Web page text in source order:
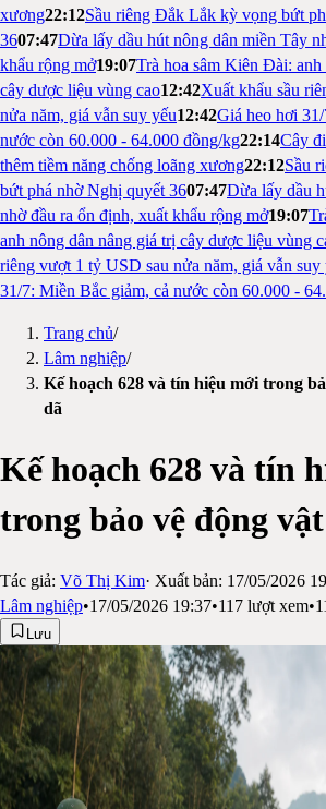
xương22:12Sầu riêng Đắk Lắk kỳ vọng bứt
3607:47Dừa lấy dầu hút nông dân miền Tây
khẩu rộng mở19:07Trà hoa sâm Kiên Đài:
cây dược liệu vùng cao12:42Xuất khẩu sầu
nửa năm, giá vẫn suy yếu12:42Giá heo hơi
nước còn 60.000 - 64.000 đồng/kg22:14Cây
thêm tiềm năng chống loãng xương22:12Sầu
bứt phá nhờ Nghị quyết 3607:47Dừa lấy dầu
nhờ đầu ra ổn định, xuất khẩu rộng mở19:07
anh nông dân nâng giá trị cây dược liệu vùng
riêng vượt 1 tỷ USD sau nửa năm, giá vẫn suy
31/7: Miền Bắc giảm, cả nước còn 60.000 -
Trang chủ/
Lâm nghiệp/
Kế hoạch 628 và tín hiệu mới trong
dã
Kế hoạch 628 và tín
trong bảo vệ động
Tác giả: Võ Thị Kim· Xuất bản: 17/05/2026
Lâm nghiệp•17/05/2026 19:37•117 lượt xem•
Lưu